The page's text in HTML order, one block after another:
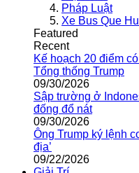
Pháp Luật
Xe Bus Que
Featured
Recent
Kế hoạch 20 điểm
Tổng thống Trump
09/30/2026
Sập trường ở
đống đổ nát
09/30/2026
Ông Trump ký lệnh
địa’
09/22/2026